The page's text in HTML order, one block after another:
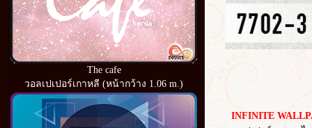
The cafe
วอลเปเปอร์เกาหลี (หน้ากว้าง 1.06 m.)
INFINITE